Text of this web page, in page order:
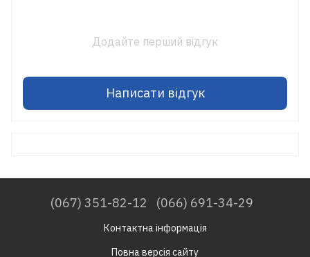
Додайте перший відгук
Написати відгук
(067) 351-82-12 (066) 691-34-29
Контактна інформація
Повна версія сайту